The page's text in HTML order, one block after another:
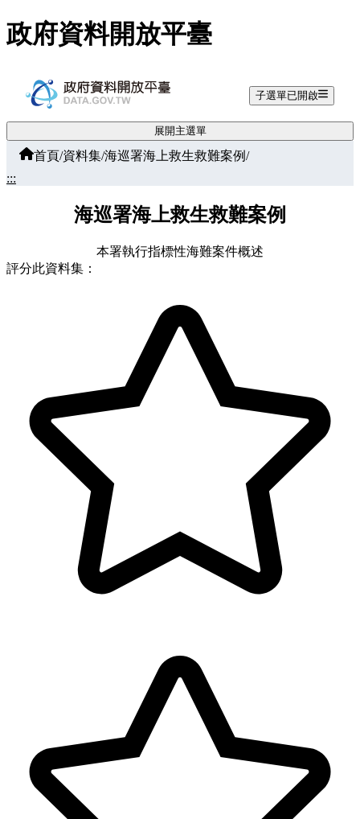
跳至主要內容
政府資料開放平臺
子選單已開啟
展開主選單
首頁/資料集/海巡署海上救生救難案例/
:::
海巡署海上救生救難案例
本署執行指標性海難案件概述
評分此資料集：